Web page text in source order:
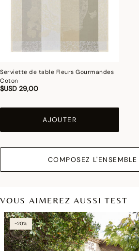
Serviette de table Fleurs Gourmandes
Coton
$USD 29,00
AJOUTER
COMPOSEZ L'ENSEMBLE
VOUS AIMEREZ AUSSI TEST
-20%